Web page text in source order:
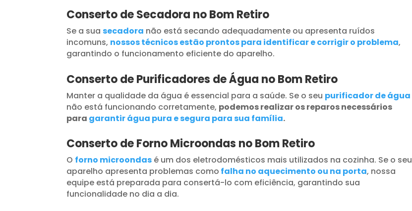
Conserto de Secadora no Bom Retiro
Se a suasecadora não está secando adequadamente ou apresenta ruídos
incomuns, nossos técnicos estão prontos para identificar e corrigir o problema,
garantindo o funcionamento eficiente do aparelho.
Conserto de Purificadores de Água no Bom Retiro
Manter a qualidade da água é essencial para a saúde. Se o seu purificador de água
não está funcionando corretamente, podemos realizar os reparos necessários
para garantir água pura e segura para sua família.
Conserto de Forno Microondas no Bom Retiro
O forno microondas é um dos eletrodomésticos mais utilizados na cozinha. Se o seu
aparelho apresenta problemas como falha no aquecimento ou na porta, nossa
equipe está preparada para consertá-lo com eficiência, garantindo sua
funcionalidade no dia a dia.